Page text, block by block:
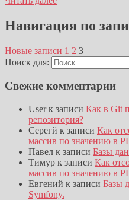
Навигация по
Новые записи 1 2 3
Поиск для:
Свежие комментарии
Userк записи Как в Git
репозитория?
Серегй к записи Как
массив по значению в
Павел к записи Базы
Тимур к записи Как
массив по значению в
Евгений к записи Базы
Symfony.